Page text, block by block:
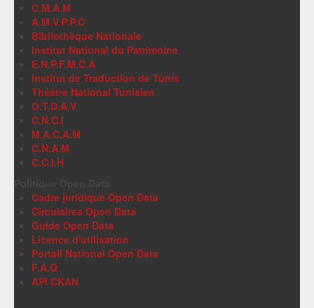
C.M.A.M
A.M.V.P.P.C
Bibliothèque Nationale
Institut National du Patrimoine
E.N.P.F.M.C.A
Institut de Traduction de Tunis
Théâtre National Tunisien
O.T.D.A.V
C.N.C.I
M.A.C.A.M
C.N.A.M
C.C.I.H
Cadre juridique Open Data
Circulaires Open Data
Guide Open Data
Licence d'utilisation
Portail National Open Data
F.A.Q
API CKAN